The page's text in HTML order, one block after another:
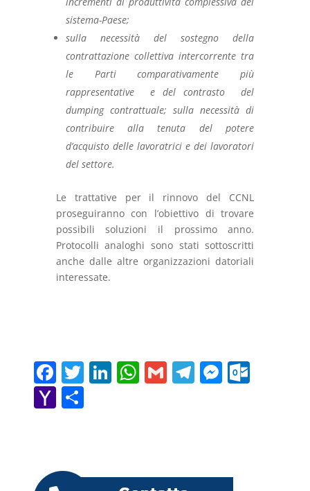
sistema-Paese;
sulla necessità del sostegno della
contrattazione collettiva intercorrente tra
le Parti comparativamente più
rappresentative e del contrasto del
dumping contrattuale; sulla necessità di
contribuire alla tenuta del potere
d’acquisto delle lavoratrici e dei lavoratori
del settore.
Le trattative per il rinnovo del CCNL
proseguiranno con l’obiettivo di trovare
possibili soluzioni il prossimo anno.
Protocolli analoghi sono stati sottoscritti
anche dalle altre organizzazioni datoriali
interessate.
F
a
c
o
T
w
itt
Li
n
W
p
G T
m
M
g
O
Y
o
C